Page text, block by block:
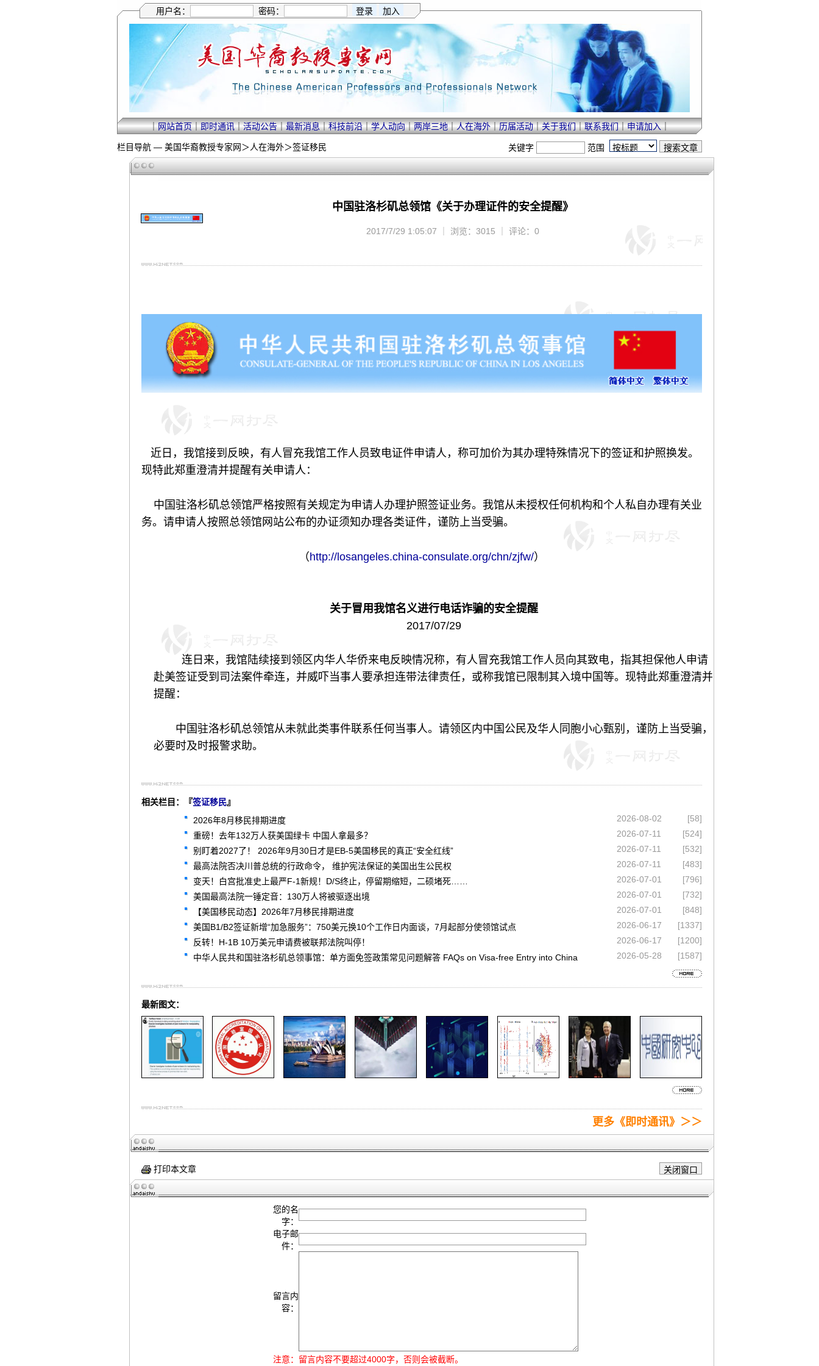
用户名： 密码：
｜网站首页｜即时通讯｜活动公告｜最新消息｜科技前沿｜学人动向｜两岸三地｜人在海外｜历届活动｜关于我们｜联系我们｜申请加入｜
栏目导航 — 美国华裔教授专家网＞人在海外＞签证移民 关键字 范围
中国驻洛杉矶总领馆《关于办理证件的安全提醒》
2017/7/29 1:05:07 ｜ 浏览：3015 ｜ 评论：0
近日，我馆接到反映，有人冒充我馆工作人员致电证件申请人，称可加价为其办理特殊情况下的签证和护照换发。
现特此郑重澄清并提醒有关申请人：
中国驻洛杉矶总领馆严格按照有关规定为申请人办理护照签证业务。我馆从未授权任何机构和个人私自办理有关业
务。请申请人按照总领馆网站公布的办证须知办理各类证件，谨防上当受骗。
（ http://losangeles.china-consulate.org/chn/zjfw/）
关于冒用我馆名义进行电话诈骗的安全提醒
2017/07/29
连日来， 我馆 陆续接到 领区内华人华侨来电反映情况称 ，有人冒充我馆工作人员向其致电， 指其担保他人申请
赴美签证受到司法案件牵连，并威吓当事人要承担连带法律责任，或称我馆已限制其入境中国等。现特此郑重澄清并
提醒：
中国驻洛杉矶总领馆从未就此类事件联系任何当事人。请领区内中国公民及华人同胞小心甄别 ，谨防上当受骗 ，
必要时及时报警求助。
相关栏目：『签证移民』
2026年8月移民排期进度
2026-08-02
[58]
重磅！去年132万人获美国绿卡 中国人拿最多？
2026-07-11
[524]
别盯着2027了！ 2026年9月30日才是EB-5美国移民的真正“安全红线”
2026-07-11
[532]
最高法院否决川普总统的行政命令， 维护宪法保证的美国出生公民权
2026-07-11
[483]
变天！白宫批准史上最严F-1新规！D/S终止，停留期缩短，二硕堵死……
2026-07-01
[796]
美国最高法院一锤定音：130万人将被驱逐出境
2026-07-01
[732]
【美国移民动态】2026年7月移民排期进度
2026-07-01
[848]
美国B1/B2签证新增“加急服务”：750美元换10个工作日内面谈，7月起部分使领馆试点
2026-06-17
[1337]
反转！H-1B 10万美元申请费被联邦法院叫停！
2026-06-17
[1200]
中华人民共和国驻洛杉矶总领事馆：单方面免签政策常见问题解答 FAQs on Visa-free Entry into China
2026-05-28 [1587]
最新图文：
更多《即时通讯》＞＞
打印本文章
您的名
字：
电子邮
件：
留言内
容：
注意： 留言内容不要超过4000字，否则会被截断。